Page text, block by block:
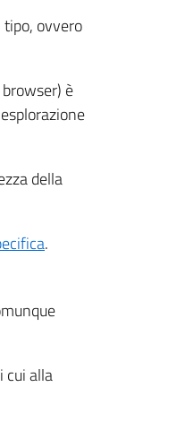
ovvero
è
della
.
cui alla